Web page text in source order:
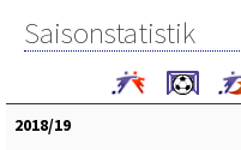
Saisonstatistik
2018/19